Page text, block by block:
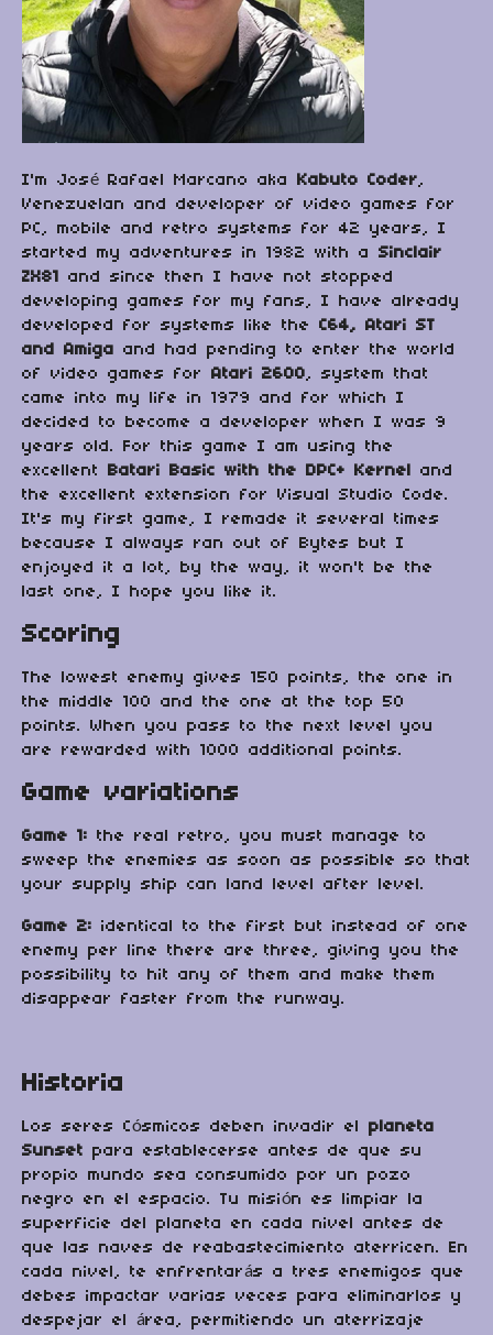
I'm José Rafael Marcano aka Kabuto Coder,
Venezuelan and developer of video games for
PC, mobile and retro systems for 42 years, I
started my adventures in 1982 with a Sinclair
ZX81
and since then I have not stopped
developing games for my fans, I have already
developed for systems like the C64, Atari ST
and Amiga and had pending to enter the world
of video games for Atari 2600, system that
came into my life in 1979 and for which I
decided to become a developer when I was 9
years old. For this game I am using the
excellent
Batari Basic with the DPC+ Kernel
and
the excellent extension for Visual Studio Code.
It's my first game, I remade it several times
because I always ran out of Bytes but I
enjoyed it a lot, by the way, it won't be the
last one, I hope you like it.
Scoring
The lowest enemy gives 150 points, the one in
the middle 100 and the one at the top 50
points. When you pass to the next level you
are rewarded with 1000 additional points.
Game variations
Game 1: the real retro, you must manage to
sweep the enemies as soon as possible so that
your supply ship can land level after level.
Game 2: identical to the first but instead of one
enemy per line there are three, giving you the
possibility to hit any of them and make them
disappear faster from the runway.
Historia
Los seres Cósmicos deben invadir el planeta
Sunset para establecerse antes de que su
propio mundo sea consumido por un pozo
negro en el espacio. Tu misión es limpiar la
superficie del planeta en cada nivel antes de
que las naves de reabastecimiento aterricen. En
cada nivel, te enfrentarás a tres enemigos que
debes impactar varias veces para eliminarlos y
despejar el área, permitiendo un aterrizaje